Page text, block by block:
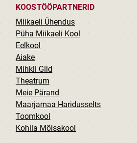
KOOSTÖÖPARTNERID
Miikaeli Ühendus
Püha Miikaeli Kool
Eelkool
Aiake
Mihkli Gild
Theatrum
Meie Pärand
Maarjamaa Haridusselts
Toomkool
Kohila Mõisakool